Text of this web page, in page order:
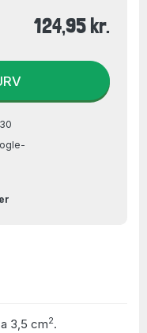
124,95 kr.
3,5 cm2.